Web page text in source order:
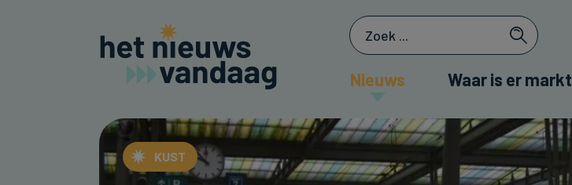
Nieuws Waar is er markt
KUST